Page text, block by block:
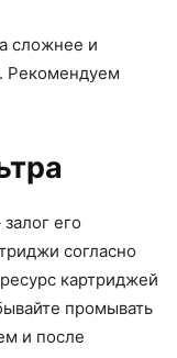
сложнее и
Рекомендуем
его
согласно
картриджей
промывать
и после